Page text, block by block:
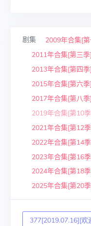
剧集 2009年合集[
2011年合集[第三
2013年合集[第四季]
2015年合集[第六季]
2017年合集[第八季]
2019年合集[第10
2021年合集[第12
2022年合集[第14
2023年合集[第16
2024年合集[第18
2025年合集[第20
377[2019.07.16][欢